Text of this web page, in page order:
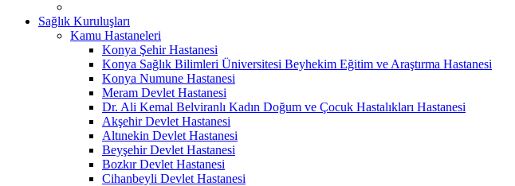
Sağlık Kuruluşları
Kamu Hastaneleri
Konya Şehir Hastanesi
Konya Sağlık Bilimleri Üniversitesi Beyhekim Eğitim ve Araştırma Hastanesi
Konya Numune Hastanesi
Meram Devlet Hastanesi
Dr. Ali Kemal Belviranlı Kadın Doğum ve Çocuk Hastalıkları Hastanesi
Akşehir Devlet Hastanesi
Altınekin Devlet Hastanesi
Beyşehir Devlet Hastanesi
Bozkır Devlet Hastanesi
Cihanbeyli Devlet Hastanesi